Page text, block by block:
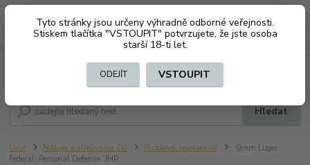
Tyto stránky jsou určeny výhradně odborné veřejnosti.
Stiskem tlačítka "VSTOUPIT" potvrzujete, že jste osoba
starší 18-ti let.
ODEJÍT VSTOUPIT
CZK
Hledat
+420 603794370 za0 Kč
Úvod Náboje a střelivo na ZO Pistolové, revolverové
9mm Luger
Federal, Personal Defense, JHP